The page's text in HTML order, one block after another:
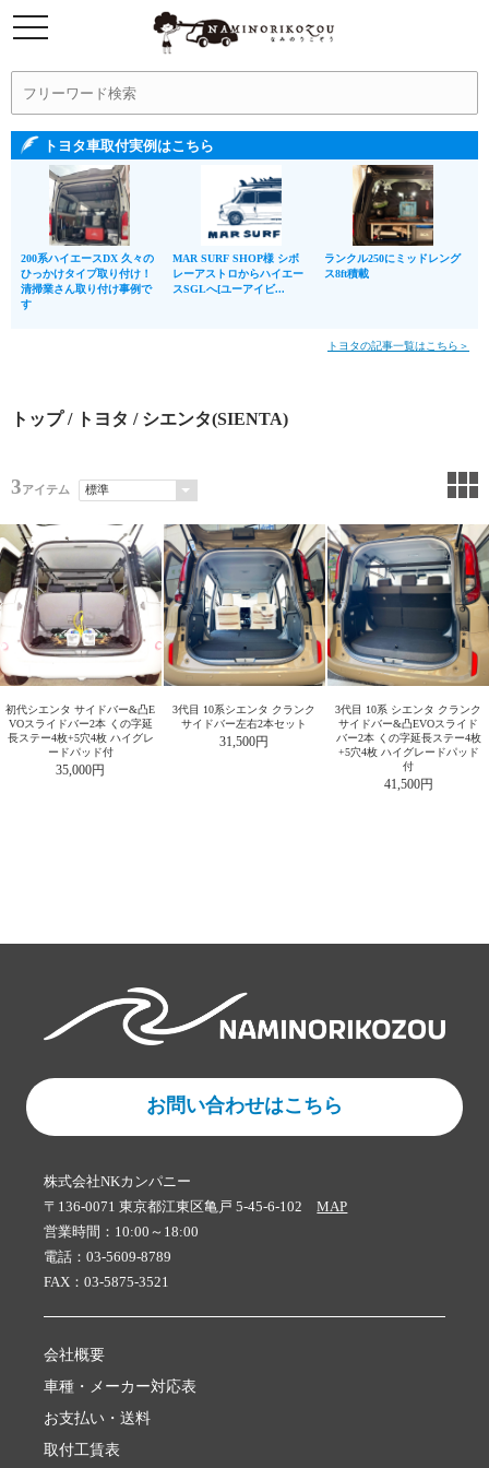
トヨタ車取付実例はこちら
200系ハイエースDX 久々の
ひっかけタイプ取り付け！
清掃業さん取り付け事例で
す
MAR SURF SHOP様 シボ
レーアストロからハイエー
スSGLへ[ユーアイビ...
ランクル250にミッドレング
ス8ft積載
トヨタの記事一覧はこちら＞
トップ/ トヨタ / シエンタ(SIENTA)
3アイテム
初代シエンタ サイドバー&凸E
VOスライドバー2本 くの字延
長ステー4枚+5穴4枚 ハイグレ
ードパッド付
35,000円
3代目 10系シエンタ クランク
サイドバー左右2本セット
31,500円
3代目 10系 シエンタ クランク
サイドバー&凸EVOスライド
バー2本 くの字延長ステー4枚
+5穴4枚 ハイグレードパッド
付
41,500円
お問い合わせはこちら
株式会社NKカンパニー
〒136-0071 東京都江東区亀戸 5-45-6-102MAP
営業時間：10:00～18:00
電話：03-5609-8789
FAX：03-5875-3521
会社概要
車種・メーカー対応表
お支払い・送料
取付工賃表